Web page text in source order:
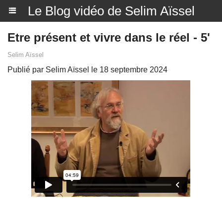
Le Blog vidéo de Selim Aïssel
Etre présent et vivre dans le réel - 5'
Selim Aïssel
Publié par Selim Aïssel le 18 septembre 2024